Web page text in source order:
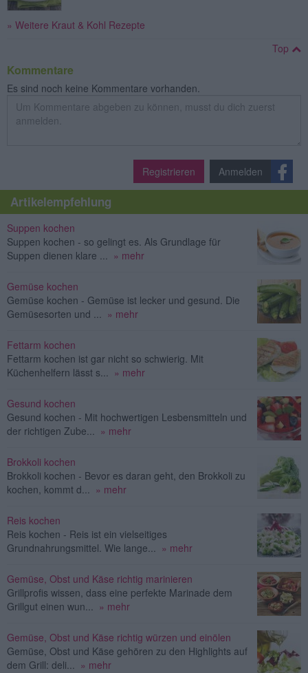
» Weitere Kraut & Kohl Rezepte
Top
Kommentare
Es sind noch keine Kommentare vorhanden.
Registrieren Anmelden
Artikelempfehlung
Suppen kochen
Suppen kochen - so gelingt es. Als Grundlage für
Suppen dienen klare ... » mehr
Gemüse kochen
Gemüse kochen - Gemüse ist lecker und gesund. Die
Gemüsesorten und ... » mehr
Fettarm kochen
Fettarm kochen ist gar nicht so schwierig. Mit
Küchenhelfern lässt s... » mehr
Gesund kochen
Gesund kochen - Mit hochwertigen Lesbensmitteln und
der richtigen Zube... » mehr
Brokkoli kochen
Brokkoli kochen - Bevor es daran geht, den Brokkoli zu
kochen, kommt d... » mehr
Reis kochen
Reis kochen - Reis ist ein vielseitiges
Grundnahrungsmittel. Wie lange... » mehr
Gemüse, Obst und Käse richtig marinieren
Grillprofis wissen, dass eine perfekte Marinade dem
Grillgut einen wun... » mehr
Gemüse, Obst und Käse richtig würzen und einölen
Gemüse, Obst und Käse gehören zu den Highlights auf
dem Grill: deli... » mehr